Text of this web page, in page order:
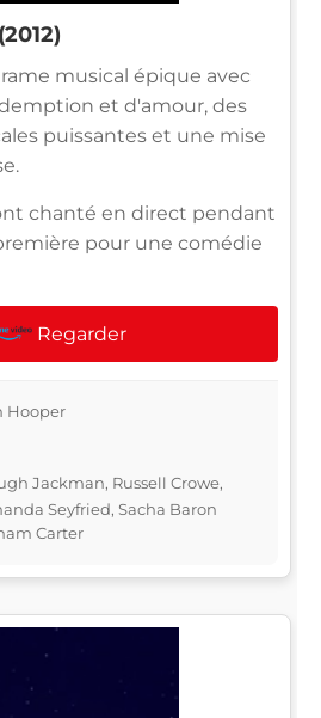
musical épique avec
et d'amour, des
puissantes et une mise
chanté en direct pendant
pour une comédie
Regarder
Hooper
Jackman, Russell Crowe,
Seyfried, Sacha Baron
Carter